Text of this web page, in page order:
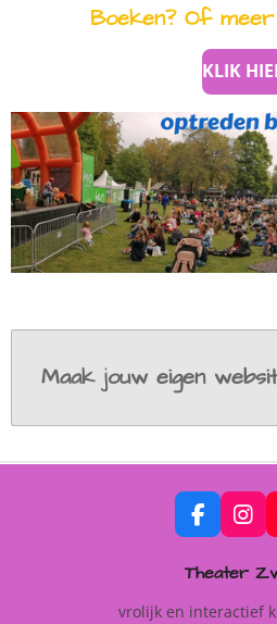
Boeken? Of
KLIK
Maak jouw eigen
F
A
C
E
B
I
N
T
A
Theater
vrolijk en interactief